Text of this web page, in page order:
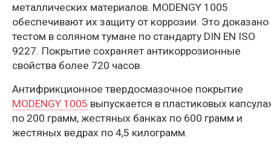
металлических материалов. MODENGY 1005
обеспечивают их защиту от коррозии. Это доказано
тестом в соляном тумане по стандарту DIN EN ISO
9227. Покрытие сохраняет антикоррозионные
свойства более 720 часов.
Антифрикционное твердосмазочное покрытие
MODENGY 1005 выпускается в пластиковых
по 200 грамм, жестяных банках по 600 грамм и
жестяных ведрах по 4,5 килограмм.